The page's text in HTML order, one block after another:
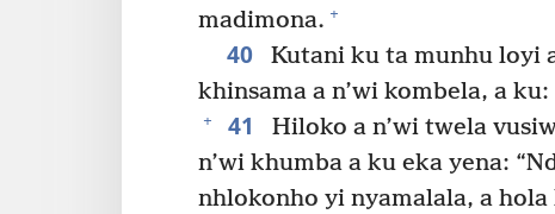
madimona. +
40
Kutani ku ta munhu loyi
khinsama a n’wi kombela, a
+ 41
Hiloko a n’wi twela
n’wi khumba a ku eka yena:
nhlokonho yi nyamalala, a